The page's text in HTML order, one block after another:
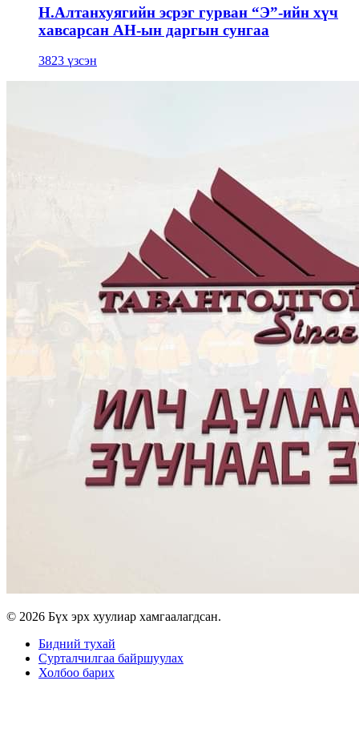
Н.Алтанхуягийн эсрэг гурван “Э”-ийн хүч
хавсарсан АН-ын даргын сунгаа
3823 үзсэн
© 2026 Бүх эрх хуулиар хамгаалагдсан.
Бидний тухай
Сурталчилгаа байршуулах
Холбоо барих